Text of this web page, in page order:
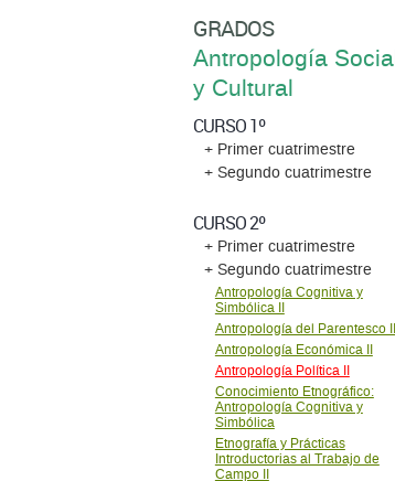
GRADOS
Antropología Social
y Cultural
CURSO 1º
+ Primer cuatrimestre
+ Segundo cuatrimestre
CURSO 2º
+ Primer cuatrimestre
+ Segundo cuatrimestre
Antropología Cognitiva y
Simbólica II
Antropología del Parentesco II
Antropología Económica II
Antropología Política II
Conocimiento Etnográfico:
Antropología Cognitiva y
Simbólica
Etnografía y Prácticas
Introductorias al Trabajo de
Campo II